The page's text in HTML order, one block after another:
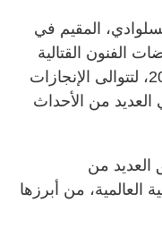
المقيم في
الفنون القتالية
بعد تتويجه بطلاً عالمياً في عام 2018، لتتوالى الإنجازات
العديد من الأحداث
العديد من
العالمية، من أبرزها